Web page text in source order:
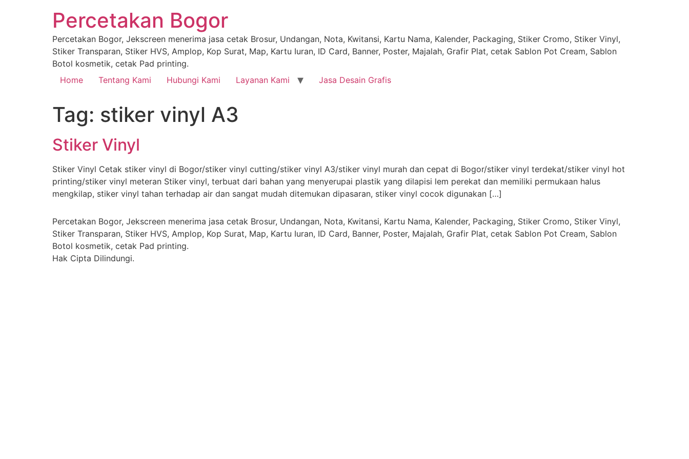
Percetakan Bogor
Percetakan Bogor, Jekscreen menerima jasa cetak Brosur, Undangan, Nota, Kwitansi, Kartu Nama, Kalender, Packaging, Stiker Cromo, Stiker Vinyl,
Stiker Transparan, Stiker HVS, Amplop, Kop Surat, Map, Kartu Iuran, ID Card, Banner, Poster, Majalah, Grafir Plat, cetak Sablon Pot Cream, Sablon
Botol kosmetik, cetak Pad printing.
Home
Tentang Kami Hubungi Kami Layanan Kami Jasa Desain Grafis
Tag: stiker vinyl A3
Stiker Vinyl
Stiker Vinyl Cetak stiker vinyl di Bogor/stiker vinyl cutting/stiker vinyl A3/stiker vinyl murah dan cepat di Bogor/stiker vinyl terdekat/stiker vinyl hot
printing/stiker vinyl meteran Stiker vinyl, terbuat dari bahan yang menyerupai plastik yang dilapisi lem perekat dan memiliki permukaan halus
mengkilap, stiker vinyl tahan terhadap air dan sangat mudah ditemukan dipasaran, stiker vinyl cocok digunakan […]
Percetakan Bogor, Jekscreen menerima jasa cetak Brosur, Undangan, Nota, Kwitansi, Kartu Nama, Kalender, Packaging, Stiker Cromo, Stiker Vinyl,
Stiker Transparan, Stiker HVS, Amplop, Kop Surat, Map, Kartu Iuran, ID Card, Banner, Poster, Majalah, Grafir Plat, cetak Sablon Pot Cream, Sablon
Botol kosmetik, cetak Pad printing.
Hak Cipta Dilindungi.